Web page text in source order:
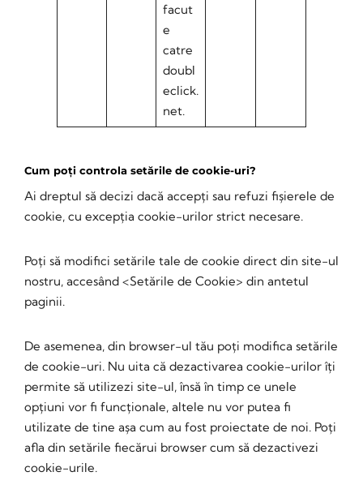
facut
e
catre
doubl
eclick.
net.
Cum poți controla setările de cookie-uri?
Ai dreptul să decizi dacă accepți sau refuzi fișierele de
cookie, cu excepția cookie-urilor strict necesare.
Poți să modifici setările tale de cookie direct din site-ul
nostru, accesând <Setările de Cookie> din antetul
paginii.
De asemenea, din browser-ul tău poți modifica setările
de cookie-uri. Nu uita că dezactivarea cookie-urilor îți
permite să utilizezi site-ul, însă în timp ce unele
opțiuni vor fi funcționale, altele nu vor putea fi
utilizate de tine așa cum au fost proiectate de noi. Poți
afla din setările fiecărui browser cum să dezactivezi
cookie-urile.